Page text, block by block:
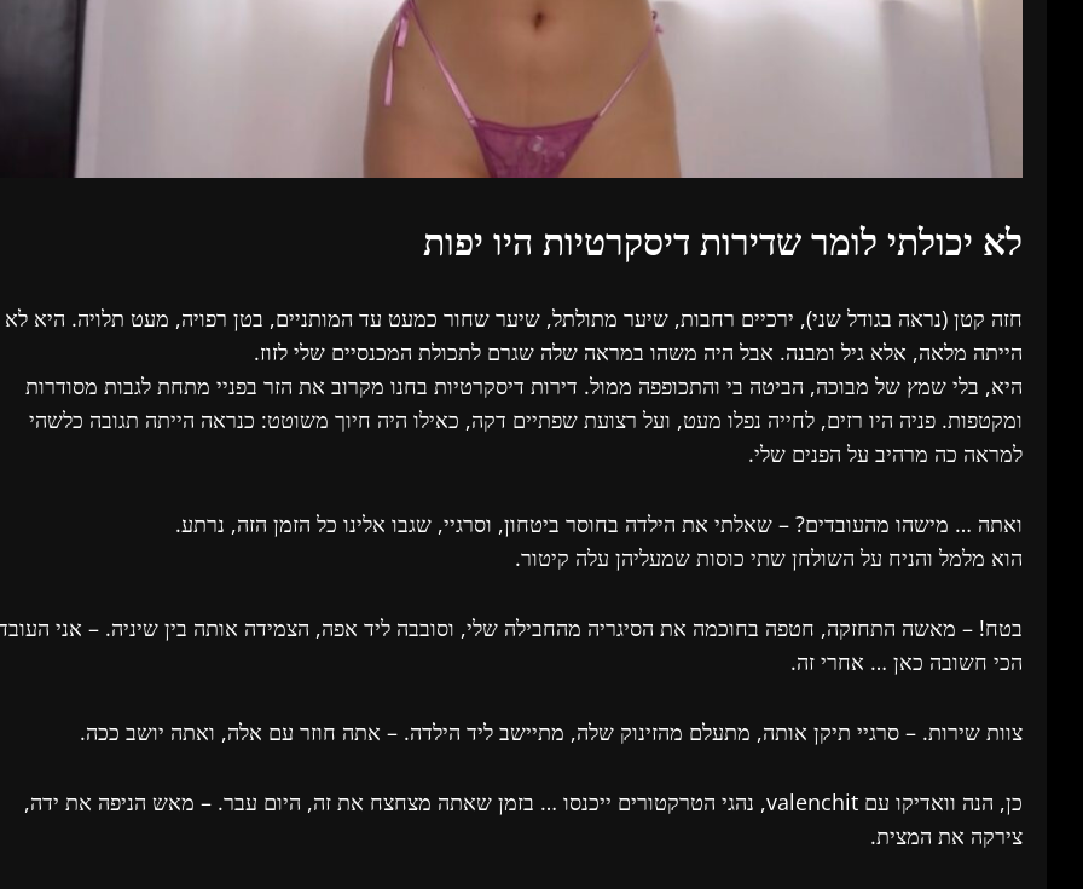
לא יכולתי לומר שדירות דיסקרטיות היו יפות
חזה קטן (נראה בגודל שני), ירכיים רחבות, שיער מתולתל, שיער שחור כמעט עד המותניים, בטן רפויה, מעט תלויה. היא לא
הייתה מלאה, אלא גיל ומבנה. אבל היה משהו במראה שלה שגרם לתכולת המכנסיים שלי לזוז.
היא, בלי שמץ של מבוכה, הביטה בי והתכופפה ממול. דירות דיסקרטיות בחנו מקרוב את הזר בפניי מתחת לגבות מסודרות
ומקטפות. פניה היו רזים, לחייה נפלו מעט, ועל רצועת שפתיים דקה, כאילו היה חיוך משוטט: כנראה הייתה תגובה כלשהי
למראה כה מרהיב על הפנים שלי.
ואתה … מישהו מהעובדים? – שאלתי את הילדה בחוסר ביטחון, וסרגיי, שגבו אלינו כל הזמן הזה, נרתע.
הוא מלמל והניח על השולחן שתי כוסות שמעליהן עלה קיטור.
בטח! – מאשה התחזקה, חטפה בחוכמה את הסיגריה מהחבילה שלי, וסובבה ליד אפה, הצמידה אותה בין שיניה. – אני
הכי חשובה כאן … אחרי זה.
צוות שירות. – סרגיי תיקן אותה, מתעלם מהזינוק שלה, מתיישב ליד הילדה. – אתה חוזר עם אלה, ואתה יושב ככה.
כן, הנה וואדיקו עם valenchit, נהגי הטרקטורים ייכנסו … בזמן שאתה מצחצח את זה, היום עבר. – מאש הניפה את ידה,
צירקה את המצית.